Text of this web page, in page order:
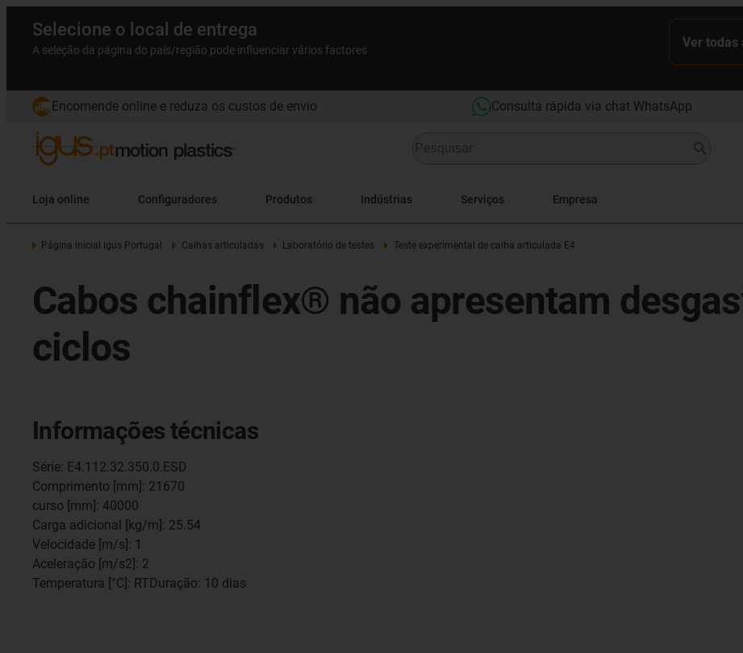
Selecione o local de entrega
A seleção da página do país/região pode influenciar vários factores
Ver todas
Encomende online e reduza os custos de envio Consulta rápida via chat WhatsApp
Loja online Configuradores Produtos Indústrias Serviços Empresa
Página inicial igus Portugal Calhas articuladas Laboratório de testes Teste experimental de calha articulada E4
Cabos chainflex® não apresentam
ciclos
Informações técnicas
Série: E4.112.32.350.0.ESD
Comprimento [mm]: 21670
curso [mm]: 40000
Carga adicional [kg/m]: 25.54
Velocidade [m/s]: 1
Aceleração [m/s2]: 2
Temperatura [°C]: RTDuração: 10 dias